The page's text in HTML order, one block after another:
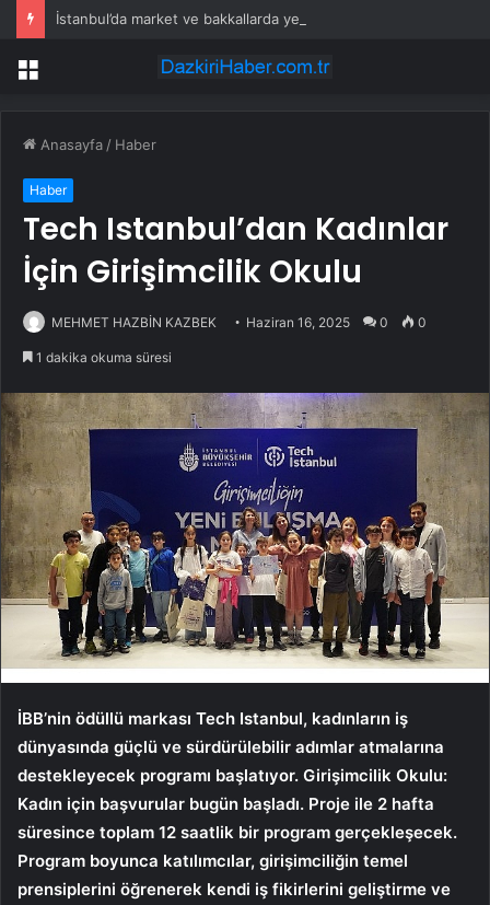
Menü
Anasayfa / Haber
Haber
Tech Istanbul’dan Kadınlar
İçin Girişimcilik Okulu
MEHMET HAZBİN KAZBEK Haziran 16, 2025 0 0
1 dakika okuma süresi
İBB’nin ödüllü markası Tech Istanbul, kadınların iş
dünyasında güçlü ve sürdürülebilir adımlar atmalarına
destekleyecek programı başlatıyor. Girişimcilik Okulu:
Kadın için başvurular bugün başladı. Proje ile 2 hafta
süresince toplam 12 saatlik bir program gerçekleşecek.
Program boyunca katılımcılar, girişimciliğin temel
prensiplerini öğrenerek kendi iş fikirlerini geliştirme ve